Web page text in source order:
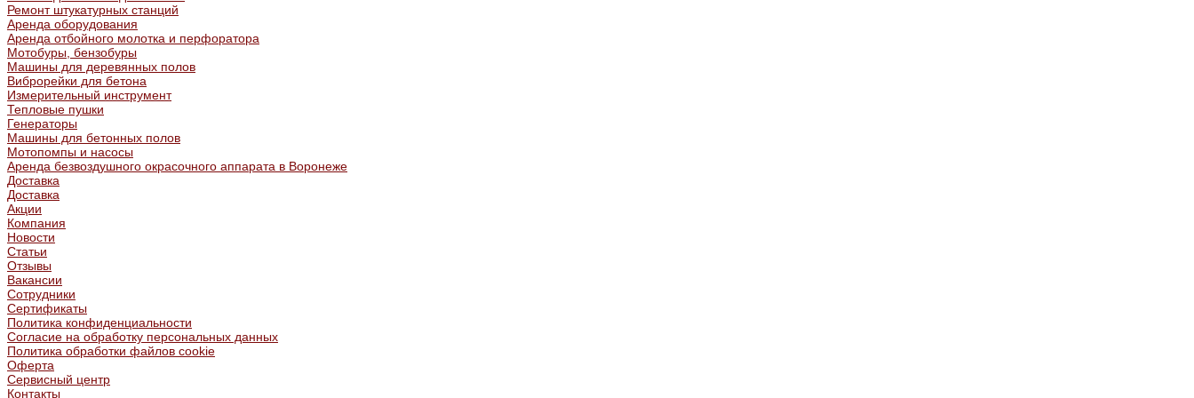
Ремонт штукатурных станций
Аренда оборудования
Аренда отбойного молотка и перфоратора
Мотобуры, бензобуры
Машины для деревянных полов
Виброрейки для бетона
Измерительный инструмент
Тепловые пушки
Генераторы
Машины для бетонных полов
Мотопомпы и насосы
Аренда безвоздушного окрасочного аппарата в Воронеже
Доставка
Доставка
Акции
Компания
Новости
Статьи
Отзывы
Вакансии
Сотрудники
Сертификаты
Политика конфиденциальности
Согласие на обработку персональных данных
Политика обработки файлов cookie
Оферта
Сервисный центр
Контакты